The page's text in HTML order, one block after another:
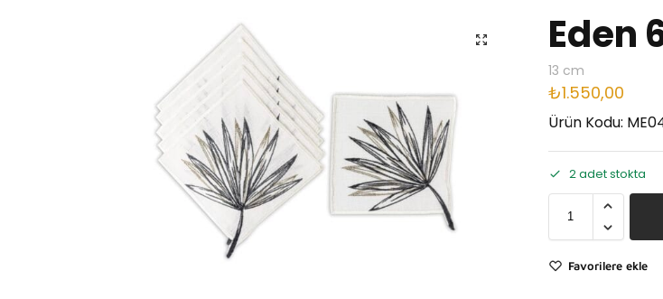
Eden
13 cm
₺1.550,00
Ürün Kodu:
2 adet stokta
Favorilere ekle